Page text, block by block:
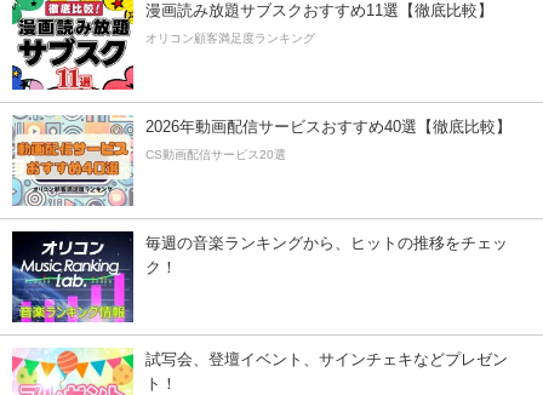
漫画読み放題サブスクおすすめ11選【徹底比較】
オリコン顧客満足度ランキング
2026年動画配信サービスおすすめ40選【徹底比較】
CS動画配信サービス20選
毎週の音楽ランキングから、ヒットの推移をチェッ
ク！
試写会、登壇イベント、サインチェキなどプレゼン
ト！